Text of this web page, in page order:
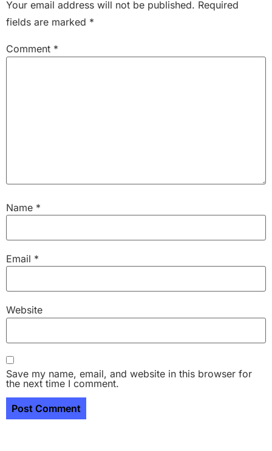
Your email address will not be published. Required
fields are marked *
Comment *
Name *
Email *
Website
Save my name, email, and website in this browser for
the next time I comment.